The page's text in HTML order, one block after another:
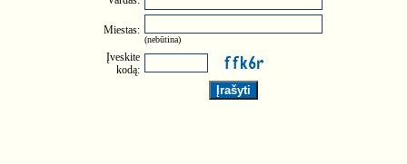
Miestas:
(nebūtina)
Įveskite
kodą: